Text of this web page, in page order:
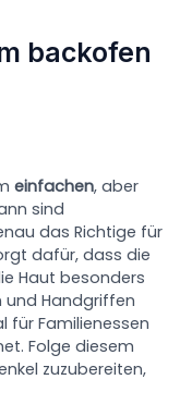
backofen
einfachen, aber
sind
das Richtige für
dafür, dass die
Haut besonders
Handgriffen
für Familienessen
Folge diesem
zuzubereiten,